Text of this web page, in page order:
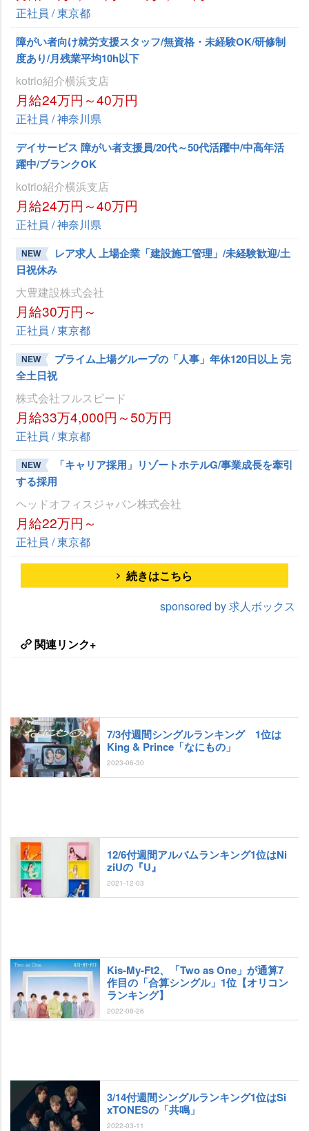
正社員 / 東京都
障がい者向け就労支援スタッフ/無資格・未経験OK/研修制
度あり/月残業平均10h以下
kotrio紹介横浜支店
月給24万円～40万円
正社員 / 神奈川県
デイサービス 障がい者支援員/20代～50代活躍中/中高年活
躍中/ブランクOK
kotrio紹介横浜支店
月給24万円～40万円
正社員 / 神奈川県
NEW
レア求人 上場企業「建設施工管理」/未経験歓迎/土
日祝休み
大豊建設株式会社
月給30万円～
正社員 / 東京都
NEW
プライム上場グループの「人事」年休120日以上 完
全土日祝
株式会社フルスピード
月給33万4,000円～50万円
正社員 / 東京都
NEW
「キャリア採用」リゾートホテルG/事業成長を牽引
する採用
ヘッドオフィスジャパン株式会社
月給22万円～
正社員 / 東京都
続きはこちら
sponsored by 求人ボックス
関連リンク+
7/3付週間シングルランキング 1位は
King & Prince「なにもの」
2023-06-30
12/6付週間アルバムランキング1位はNi
ziUの『U』
2021-12-03
Kis-My-Ft2、「Two as One」が通算7
作目の「合算シングル」1位【オリコン
ランキング】
2022-08-26
3/14付週間シングルランキング1位はSi
xTONESの「共鳴」
2022-03-11